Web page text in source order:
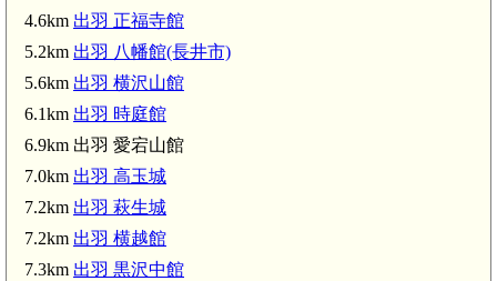
4.6km 出羽 正福寺館
5.2km 出羽 八幡館(長井市)
5.6km 出羽 横沢山館
6.1km 出羽 時庭館
6.9km 出羽 愛宕山館
7.0km 出羽 高玉城
7.2km 出羽 萩生城
7.2km 出羽 横越館
7.3km 出羽 黒沢中館